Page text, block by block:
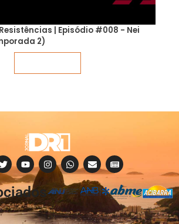
| Episódio #008 - Nei
2)